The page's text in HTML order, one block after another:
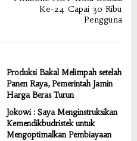
Ke-24 Capai 30 Ribu
Pengguna
Produksi Bakal Melimpah setelah
Panen Raya, Pemerintah Jamin
Harga Beras Turun
Jokowi : Saya Menginstruksikan
Kemendikbudristek untuk
Mengoptimalkan Pembiayaan